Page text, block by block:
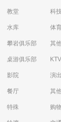
教堂 科
水库 体
攀岩俱乐部 其
桌游俱乐部 KTV
影院 演
餐厅 其
特殊 购